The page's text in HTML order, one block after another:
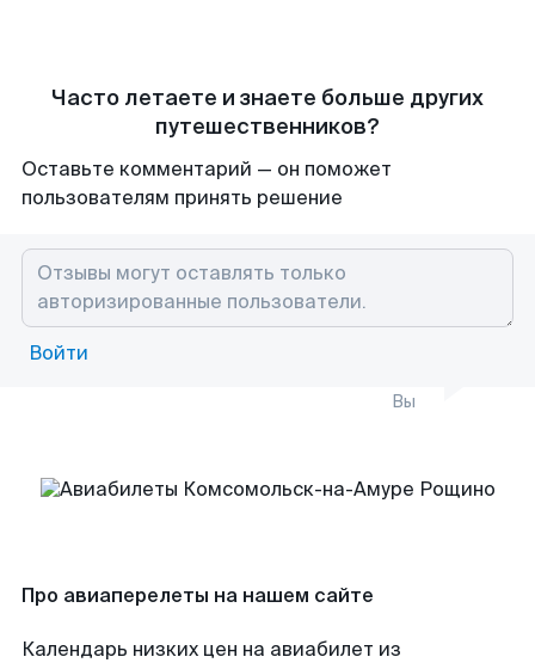
Часто летаете и знаете больше других
путешественников?
Оставьте комментарий — он поможет
пользователям принять решение
Войти
Вы
Про авиаперелеты на нашем сайте
Календарь низких цен на авиабилет из